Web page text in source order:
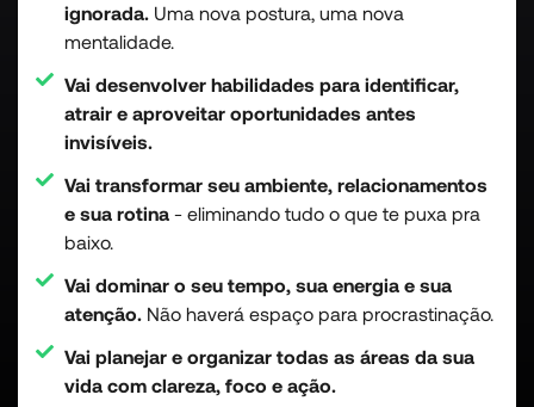
ignorada. Uma nova postura, uma nova
mentalidade.
Vai desenvolver habilidades para identificar,
atrair e aproveitar oportunidades antes
invisíveis.
Vai transformar seu ambiente, relacionamentos
e sua rotina- eliminando tudo o que te puxa pra
baixo.
Vai dominar o seu tempo, sua energia e sua
atenção. Não haverá espaço para procrastinação.
Vai planejar e organizar todas as áreas da sua
vida com clareza, foco e ação.